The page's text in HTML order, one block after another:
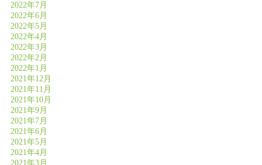
2022年7月
2022年6月
2022年5月
2022年4月
2022年3月
2022年2月
2022年1月
2021年12月
2021年11月
2021年10月
2021年9月
2021年7月
2021年6月
2021年5月
2021年4月
2021年3月